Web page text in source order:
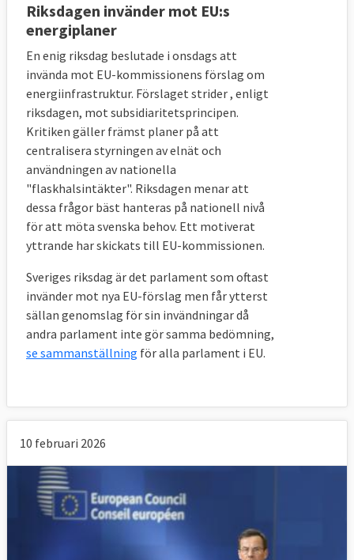
Riksdagen invänder mot EU:s
energiplaner
En enig riksdag beslutade i onsdags att
invända mot EU-kommissionens förslag om
energiinfrastruktur. Förslaget strider , enligt
riksdagen, mot subsidiaritetsprincipen.
Kritiken gäller främst planer på att
centralisera styrningen av elnät och
användningen av nationella
"flaskhalsintäkter". Riksdagen menar att
dessa frågor bäst hanteras på nationell nivå
för att möta svenska behov. Ett motiverat
yttrande har skickats till EU-kommissionen.
Sveriges riksdag är det parlament som oftast
invänder mot nya EU-förslag men får ytterst
sällan genomslag för sin invändningar då
andra parlament inte gör samma bedömning,
se sammanställning för alla parlament i EU.
10 februari 2026